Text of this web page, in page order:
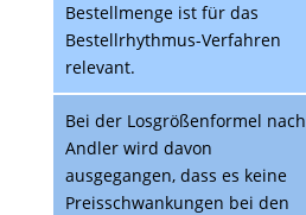
Bestellmenge ist für das
Bestellrhythmus-Verfahren
relevant.
Bei der Losgrößenformel nach
Andler wird davon
ausgegangen, dass es keine
Preisschwankungen bei den